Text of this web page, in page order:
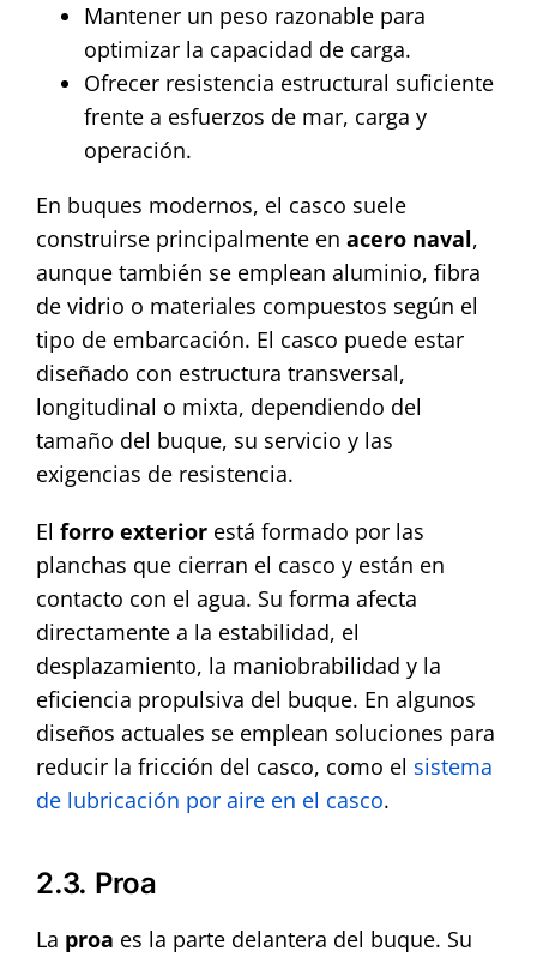
Mantener un peso razonable para
optimizar la capacidad de carga.
Ofrecer resistencia estructural suficiente
frente a esfuerzos de mar, carga y
operación.
En buques modernos, el casco suele
construirse principalmente en acero naval,
aunque también se emplean aluminio, fibra
de vidrio o materiales compuestos según el
tipo de embarcación. El casco puede estar
diseñado con estructura transversal,
longitudinal o mixta, dependiendo del
tamaño del buque, su servicio y las
exigencias de resistencia.
El forro exteriorestá formado por las
planchas que cierran el casco y están en
contacto con el agua. Su forma afecta
directamente a la estabilidad, el
desplazamiento, la maniobrabilidad y la
eficiencia propulsiva del buque. En algunos
diseños actuales se emplean soluciones para
reducir la fricción del casco, como el sistema
de lubricación por aire en el casco.
2.3. Proa
La proa es la parte delantera del buque. Su